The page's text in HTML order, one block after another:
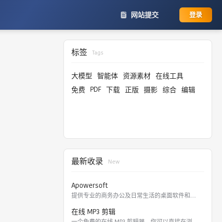
网站提交 登录
标签 Tags
大模型 智能体 资源素材 在线工具
免费 PDF 下载 正版 摄影 综合 编辑
最新收录 New
Apowersoft
提供专业的商务办公及日常生活的桌面软件和在线应用。 软件涵盖
在线 MP3 剪辑